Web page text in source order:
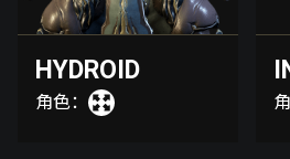
HYDROID
角色：